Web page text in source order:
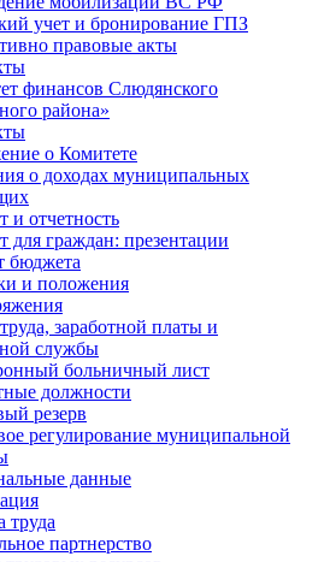
учет и бронирование ГПЗ
правовые акты
финансов Слюдянского
района»
о Комитете
о доходах муниципальных
и отчетность
для граждан: презентации
бюджета
и положения
заработной платы и
службы
больничный лист
должности
резерв
регулирование муниципальной
данные
труда
партнерство